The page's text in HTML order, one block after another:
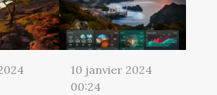
10 janvier 2024
00:24